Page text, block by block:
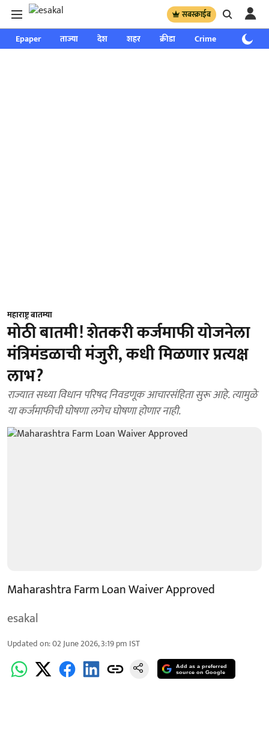
सबस्क्राईब
Epaper ताज्या देश शहर क्रीडा Crime साप्ताहिक
महाराष्ट्र बातम्या
मोठी बातमी! शेतकरी कर्जमाफी योजनेला
मंत्रिमंडळाची मंजुरी, कधी मिळणार प्रत्यक्ष
लाभ?
राज्यात सध्या विधान परिषद निवडणूक आचारसंहिता सुरू आहे. त्यामुळे
या कर्जमाफीची घोषणा लगेच घोषणा होणार नाही.
Maharashtra Farm Loan Waiver Approved
esakal
Updated on:02 June 2026, 3:19 pm IST
Add as a preferred
source on Google